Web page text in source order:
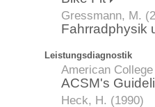
Gressmann, M.
Fahrradphysik
Leistungsdiagnostik
American
ACSM's
Heck, H. (1990)